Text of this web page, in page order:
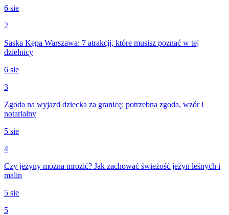
6 sie
2
Saska Kępa Warszawa: 7 atrakcji, które musisz poznać w tej
dzielnicy
6 sie
3
Zgoda na wyjazd dziecka za granicę: potrzebna zgoda, wzór i
notarialny
5 sie
4
Czy jeżyny można mrozić? Jak zachować świeżość jeżyn leśnych i
malin
5 sie
5